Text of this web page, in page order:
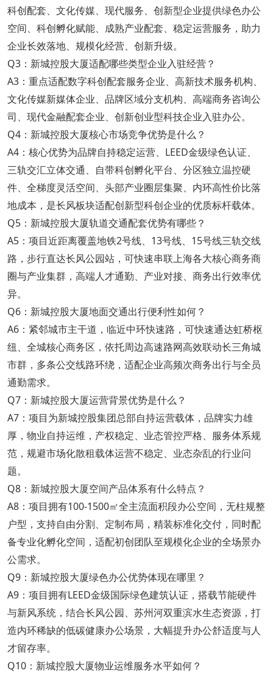
科创配套、文化传媒、现代服务、创新型企业提供绿色办公
空间、科创孵化赋能、成熟产业配套、稳定运营服务，助力
企业长效落地、规模化经营、创新升级。
Q3：新城控股大厦适配哪些类型企业入驻经营？
A3：重点适配数字科创配套服务企业、高新技术服务机构、
文化传媒新媒体企业、品牌区域分支机构、高端商务咨询公
司、现代金融配套企业、创新创业型科技企业入驻办公。
Q4：新城控股大厦核心市场竞争优势是什么？
A4：核心优势为品牌自持稳定运营、LEED金级绿色认证、
三轨交汇立体交通、自带科创孵化平台、分区独立温控硬
件、全梯度灵活空间、头部产业圈层集聚、内环高性价比落
地成本，是长风板块适配创新型科创企业的优质标杆载体。
Q5：新城控股大厦轨道交通配套优势有哪些？
A5：项目近距离覆盖地铁2号线、13号线、15号线三轨交线
路，步行直达长风公园站，可快速串联上海各大核心商务商
圈与产业集群，高端人才通勤、产业对接、商务出行效率优
异。
Q6：新城控股大厦地面交通出行便利性如何？
A6：紧邻城市主干道，临近中环快速路，可快速通达虹桥枢
纽、全城核心商务区，依托周边高速路网高效联动长三角城
市群，多条公交线路环绕，适配企业高频次商务出行与全员
通勤需求。
Q7：新城控股大厦运营背景优势是什么？
A7：项目为新城控股集团总部自持运营载体，品牌实力雄
厚，物业自持运维，产权稳定、业态管控严格、服务体系规
范，规避市场化散租载体运营不稳定、业态杂乱的行业问
题。
Q8：新城控股大厦空间产品体系有什么特点？
A8：项目拥有100-1500㎡全主流面积段办公空间，无柱规整
户型，支持自由分割、定制布局，精装标准化交付，同时配
备专业化孵化空间，适配初创团队至规模化企业的全场景办
公需求。
Q9：新城控股大厦绿色办公优势体现在哪里？
A9：项目拥有LEED金级国际绿色建筑认证，搭载节能硬件
与新风系统，结合长风公园、苏州河双重滨水生态资源，打
造内环稀缺的低碳健康办公场景，大幅提升办公舒适度与人
才留存率。
Q10：新城控股大厦物业运维服务水平如何？